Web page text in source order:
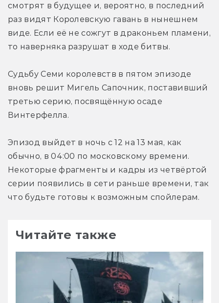
смотрят в будущее и, вероятно, в последний
раз видят Королевскую гавань в нынешнем
виде. Если её не сожгут в драконьем пламени,
то наверняка разрушат в ходе битвы.
Судьбу Семи королевств в пятом эпизоде
вновь решит Мигель Сапочник, поставивший
третью серию, посвящённую осаде
Винтерфелла.
Эпизод выйдет в ночь с 12 на 13 мая, как
обычно, в 04:00 по московскому времени.
Некоторые фрагменты и кадры из четвёртой
серии появились в сети раньше времени, так
что будьте готовы к возможным спойлерам.
Читайте также